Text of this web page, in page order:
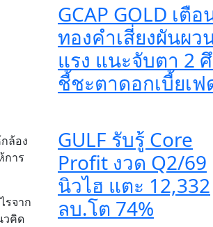
ล้อง
การ
รจาก
วคิด
GCAP GOLD เตือ
ทองคำเสี่ยงผันผว
แรง แนะจับตา 2
ชี้ชะตาดอกเบี้ยเฟ
GULF รับรู้ Core
Profit งวด Q2/69
นิวไฮ แตะ 12,332
ลบ.โต 74%